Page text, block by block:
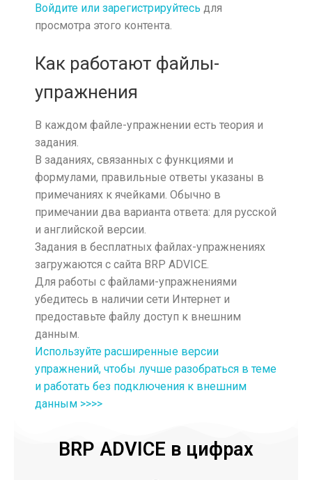
Войдите или зарегистрируйтесь для
просмотра этого контента.
Как работают файлы-
упражнения
В каждом файле-упражнении есть теория и
задания.
В заданиях, связанных с функциями и
формулами, правильные ответы указаны в
примечаниях к ячейками. Обычно в
примечании два варианта ответа: для русской
и английской версии.
Задания в бесплатных файлах-упражнениях
загружаются с сайта BRP ADVICE.
Для работы с файлами-упражнениями
убедитесь в наличии сети Интернет и
предоставьте файлу доступ к внешним
данным.
Используйте расширенные версии
упражнений, чтобы лучше разобраться в теме
и работать без подключения к внешним
данным >>>>
BRP ADVICE в цифрах